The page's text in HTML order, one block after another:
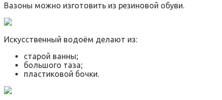
Вазоны можно изготовить из резиновой обуви.
Искусственный водоём делают из:
старой ванны;
большого таза;
пластиковой бочки.